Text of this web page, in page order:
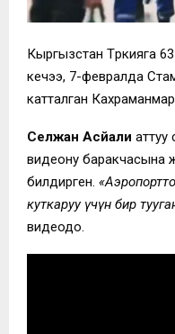
Кыргызстан Түркияга
кечээ, 7-февралда
катталган
Селжан Асйали аттуу
видеону баракчасына
билдирген.
куткаруу үчүн бир
видеодо.